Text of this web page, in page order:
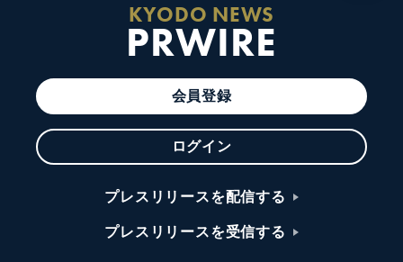
KYODO NEWS
PRWIRE
会員登録
ログイン
プレスリリースを配信する
プレスリリースを受信する